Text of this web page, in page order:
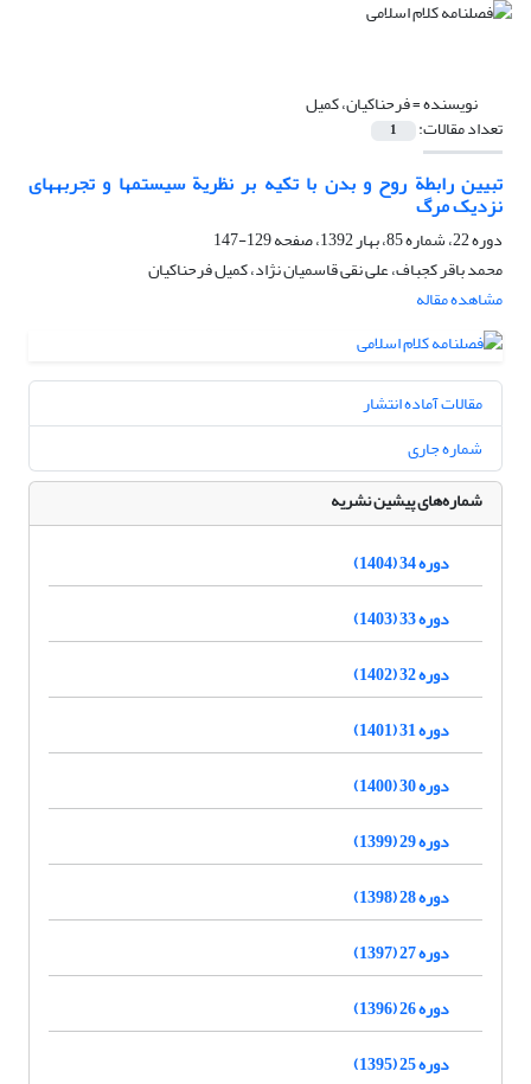
نویسنده =فرحناکیان، کمیل
تعداد مقالات: 1
تبیین رابطة روح و بدن با تکیه بر نظریة سیستم‏ها و تجربه‏های
نزدیک مرگ
دوره 22، شماره 85، بهار 1392، صفحه
129-147
محمد باقر کجباف، علی نقی قاسمیان نژاد، کمیل فرحناکیان
مشاهده مقاله
مقالات آماده انتشار
شماره جاری
شماره‌های پیشین نشریه
دوره 34 (1404)
دوره 33 (1403)
دوره 32 (1402)
دوره 31 (1401)
دوره 30 (1400)
دوره 29 (1399)
دوره 28 (1398)
دوره 27 (1397)
دوره 26 (1396)
دوره 25 (1395)